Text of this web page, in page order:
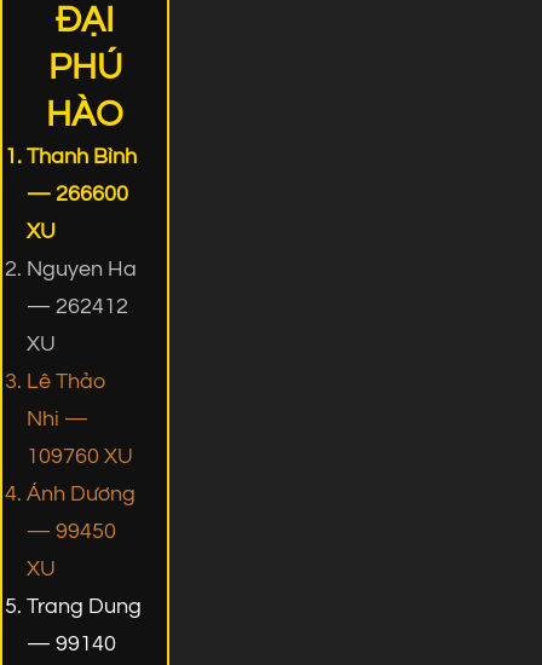
ĐẠI
PHÚ
HÀO
Thanh Bình
— 266600
XU
Nguyen Ha
— 262412
XU
Lê Thảo
Nhi —
109760 XU
Ánh Dương
— 99450
XU
Trang Dung
— 99140